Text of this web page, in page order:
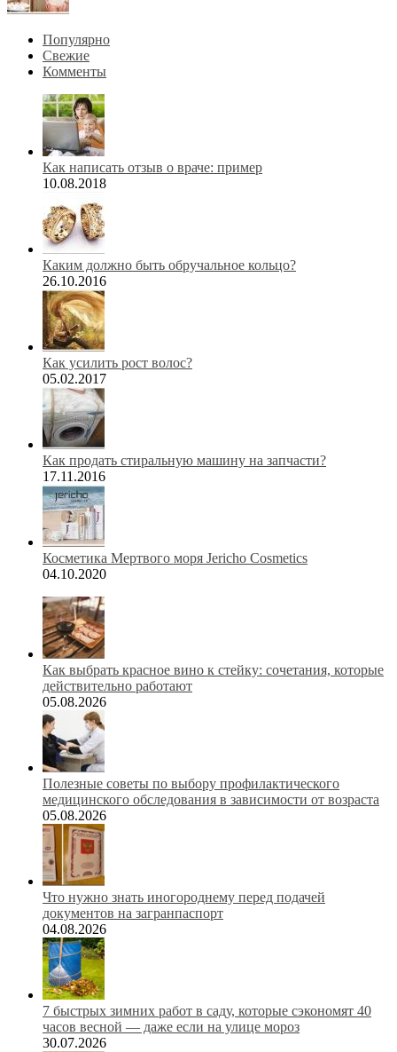
Популярно
Свежие
Комменты
Как написать отзыв о враче: пример
10.08.2018
Каким должно быть обручальное кольцо?
26.10.2016
Как усилить рост волос?
05.02.2017
Как продать стиральную машину на запчасти?
17.11.2016
Косметика Мертвого моря Jericho Cosmetics
04.10.2020
Как выбрать красное вино к стейку: сочетания, которые
действительно работают
05.08.2026
Полезные советы по выбору профилактического
медицинского обследования в зависимости от возраста
05.08.2026
Что нужно знать иногороднему перед подачей
документов на загранпаспорт
04.08.2026
7 быстрых зимних работ в саду, которые сэкономят 40
часов весной — даже если на улице мороз
30.07.2026